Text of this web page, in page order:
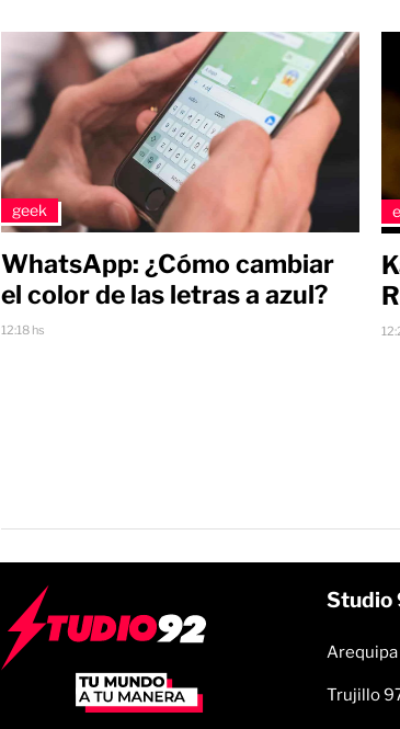
geek
WhatsApp: ¿Cómo cambiar
el color de las letras a azul?
12:18 hs
Studio
Arequipa
Trujillo